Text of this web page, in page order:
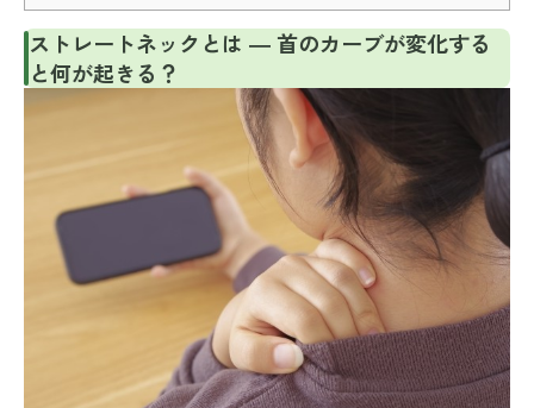
ストレートネックとは ― 首のカーブが変化する
と何が起きる？